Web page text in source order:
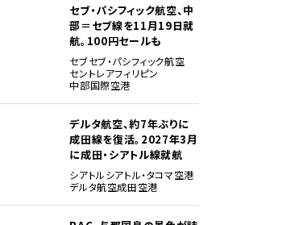
セブ・パシフィック航空、中
部＝セブ線を11月19日就
航。100円セールも
セブセブ・パシフィック航空
セントレアフィリピン
中部国際空港
デルタ航空、約7年ぶりに
成田線を復活。2027年3月
に成田・シアトル線就航
シアトルシアトル・タコマ空港
デルタ航空成田空港